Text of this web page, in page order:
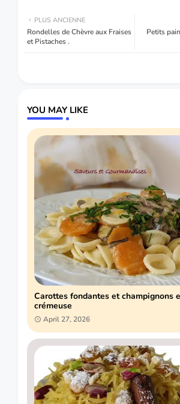
Petits
PLUS ANCIENNE
Rondelles de Chèvre aux Fraises
et Pistaches .
YOU MAY LIKE
Carottes fondantes et champignons
crémeuse
April 27, 2026